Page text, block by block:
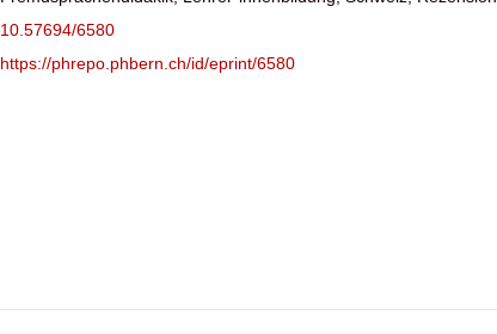
10.57694/6580
https://phrepo.phbern.ch/id/eprint/6580